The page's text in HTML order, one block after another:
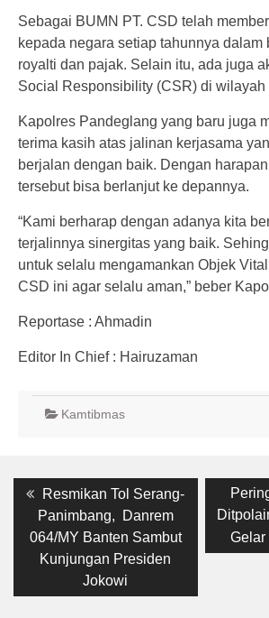
Sebagai BUMN PT. CSD telah
kepada negara setiap tahunnya dalam
royalti dan pajak. Selain itu, ada juga
Social Responsibility (CSR) di wilayah
Kapolres Pandeglang yang baru juga
terima kasih atas jalinan kerjasama
berjalan dengan baik. Dengan
tersebut bisa berlanjut ke depannya.
“Kami berharap dengan adanya kita
terjalinnya sinergitas yang baik.
untuk selalu mengamankan Objek
CSD ini agar selalu aman,” beber
Reportase : Ahmadin
Editor In Chief : Hairuzaman
Kamtibmas
Post
navigation
Previous
post:
Resmikan Tol Serang-
Panimbang, Danrem
064/MY Banten Sambut
Kunjungan Presiden
Jokowi
Next
post:
Gelar